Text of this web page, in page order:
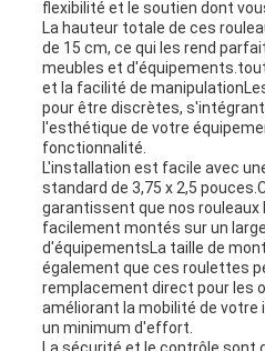
flexibilité et le soutien dont
La hauteur totale de ces
de 15 cm, ce qui les rend
meubles et
et la facilité de
pour être discrètes,
l'esthétique de votre
fonctionnalité.
L'installation est facile avec
standard de 3,75 x 2,5
garantissent que nos rouleaux
facilement montés sur un
d'équipementsLa taille de
également que ces roulettes
remplacement direct pour les
améliorant la mobilité de
un minimum d'effort.